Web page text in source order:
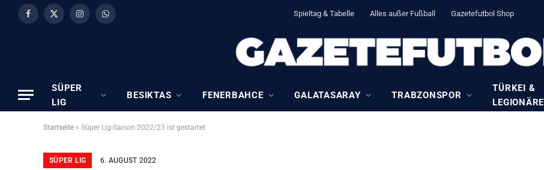
Facebook
X
InstagramWhatsApp Spieltag & Tabelle Alles außer Fußball Gazetefutbol Shop
SÜPER
LIG
BESIKTAS FENERBAHCE GALATASARAY TRABZONSPOR
TÜRKEI &
LEGIONÄRE
Startseite » Süper Lig-Saison 2022/23 ist gestartet
SÜPER LIG 6. AUGUST 2022